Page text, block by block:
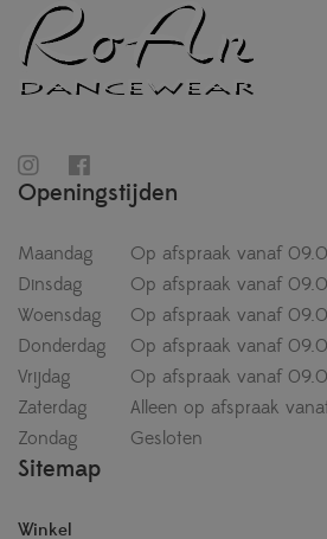
Openingstijden
Maandag
Op afspraak vanaf
Dinsdag
Op afspraak vanaf
Woensdag
Op afspraak vanaf
Donderdag
Op afspraak vanaf
Vrijdag
Op afspraak vanaf
Zaterdag
Alleen op afspraak
Zondag
Gesloten
Sitemap
Winkel